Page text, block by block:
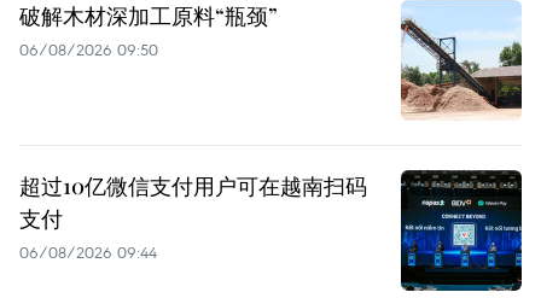
破解木材深加工原料“瓶颈”
06/08/2026 09:50
超过10亿微信支付用户可在越南扫码
支付
06/08/2026 09:44